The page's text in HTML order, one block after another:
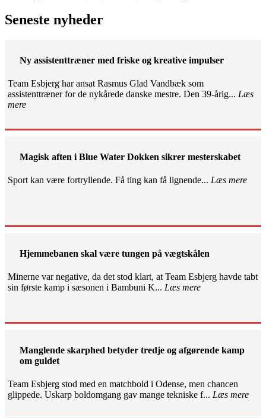
Seneste nyheder
Ny assistenttræner med friske og kreative impulser
Team Esbjerg har ansat Rasmus Glad Vandbæk som
assistenttræner for de nykårede danske mestre. Den 39-årig... Læs
mere
Magisk aften i Blue Water Dokken sikrer mesterskabet
Sport kan være fortryllende. Få ting kan få lignende... Læs mere
Hjemmebanen skal være tungen på vægtskålen
Minerne var negative, da det stod klart, at Team Esbjerg havde tabt
sin første kamp i sæsonen i Bambuni K... Læs mere
Manglende skarphed betyder tredje og afgørende kamp
om guldet
Team Esbjerg stod med en matchbold i Odense, men chancen
glippede. Uskarp boldomgang gav mange tekniske f... Læs mere